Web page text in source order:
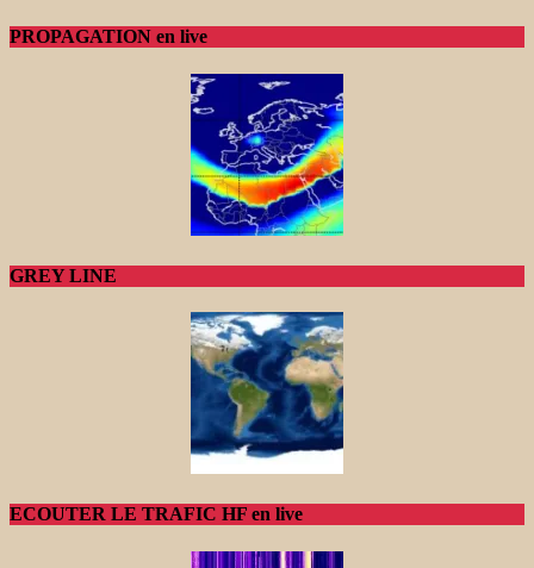
PROPAGATION en live
GREY LINE
ECOUTER LE TRAFIC HF en live